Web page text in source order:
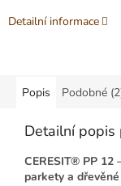
Detailní informace
Popis Podobné
Detailní popis
CERESIT® PP
parkety a